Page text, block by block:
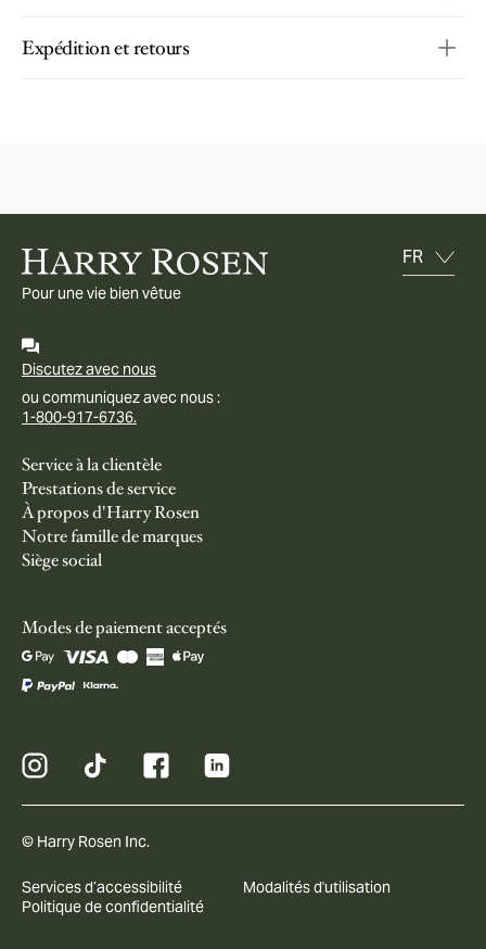
Expédition et retours
Pour une vie bien vêtue
Discutez avec nous
ou communiquez avec nous :
1-800-917-6736.
Service à la clientèle
Prestations de service
À propos d'Harry Rosen
Notre famille de marques
Siège social
Modes de paiement acceptés
© Harry Rosen Inc.
Services d’accessibilité
Modalités d'utilisation
Politique de confidentialité